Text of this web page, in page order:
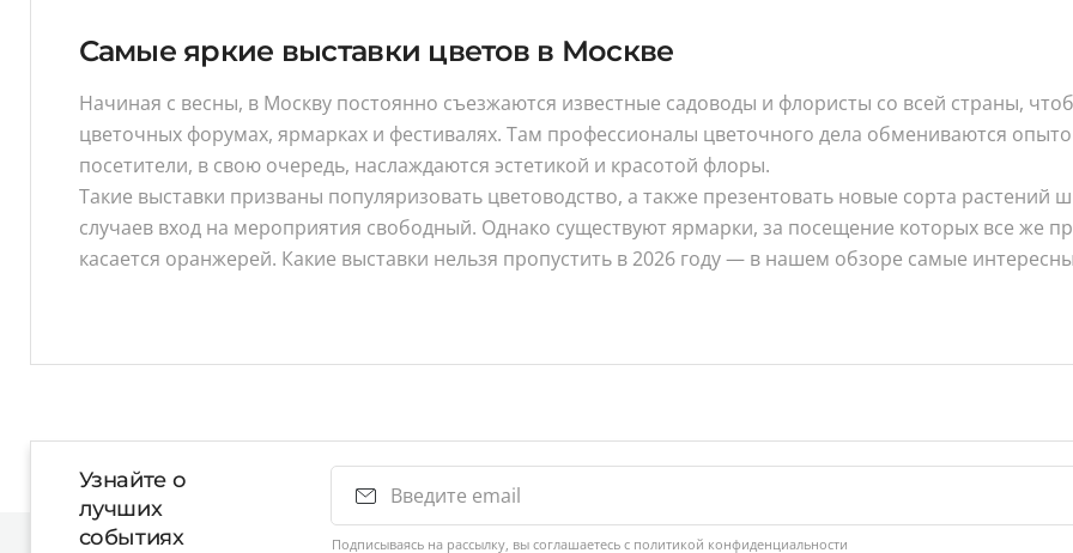
Самые яркие выставки цветов в Москве
Начиная с весны, в Москву постоянно съезжаются известные садоводы и флористы со всей страны,
цветочных форумах, ярмарках и фестивалях. Там профессионалы цветочного дела обмениваются
посетители, в свою очередь, наслаждаются эстетикой и красотой флоры.
Такие выставки призваны популяризовать цветоводство, а также презентовать новые сорта
случаев вход на мероприятия свободный. Однако существуют ярмарки, за посещение которых все же
касается оранжерей. Какие выставки нельзя пропустить в 2026 году — в нашем обзоре самые
Узнайте о
лучших
событиях
Подписываясь на рассылку, вы соглашаетесь с политикой конфиденциальности